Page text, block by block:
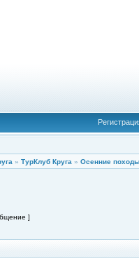
» ТурКлуб Круга » Осенние
]